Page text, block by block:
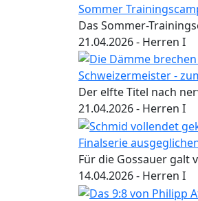
Sommer
Das Sommer-
21.04.2026- Herren I
Schweizermeister -
Der elfte Titel nach
21.04.2026- Herren I
Finalserie
Für die Gossauer galt
14.04.2026- Herren I